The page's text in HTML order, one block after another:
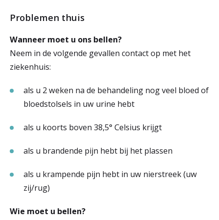
Problemen thuis
Wanneer moet u ons bellen?
Neem in de volgende gevallen contact op met het
ziekenhuis:
als u 2 weken na de behandeling nog veel bloed of
bloedstolsels in uw urine hebt
als u koorts boven 38,5° Celsius krijgt
als u brandende pijn hebt bij het plassen
als u krampende pijn hebt in uw nierstreek (uw
zij/rug)
Wie moet u bellen?